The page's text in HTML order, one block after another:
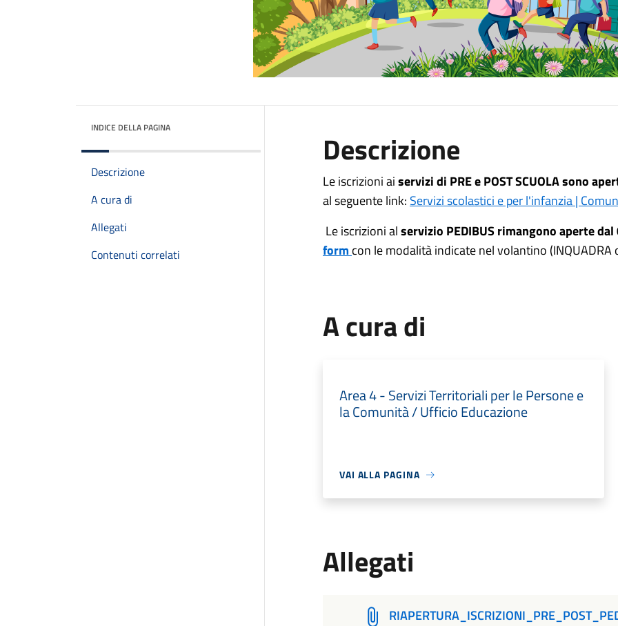
INDICE DELLA PAGINA
Descrizione
A cura di
Allegati
Contenuti correlati
Descrizione
Le iscrizioni aiservizi di PRE e POST SCUOLAsono
al seguente link: Servizi scolastici e per l'infanzia |
Le iscrizioni alservizio PEDIBUSrimangono aperte
form con le modalità indicate nel volantino (INQUADRA
A cura di
Area 4 - Servizi Territoriali per le Persone e
la Comunità / Ufficio Educazione
VAI ALLA PAGINA
Allegati